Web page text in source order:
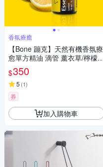
香氛療癒
【Bone 蹦克】天然有機香氛療
愈單方精油 滴管 薰衣草/檸檬/
$350
5 (1)
券
加入購物車